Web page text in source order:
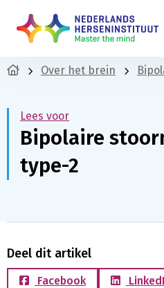
Over het brein
Lees voor
Bipolaire
type-2
Deel dit artikel
Facebook